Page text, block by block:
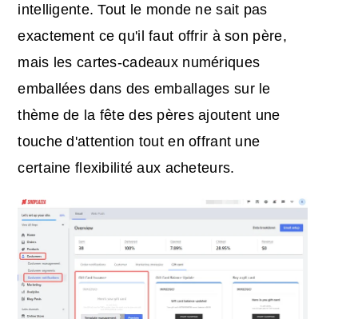
intelligente. Tout le monde ne sait pas
exactement ce qu'il faut offrir à son père,
mais les cartes-cadeaux numériques
emballées dans des emballages sur le
thème de la fête des pères ajoutent une
touche d'attention tout en offrant une
certaine flexibilité aux acheteurs.